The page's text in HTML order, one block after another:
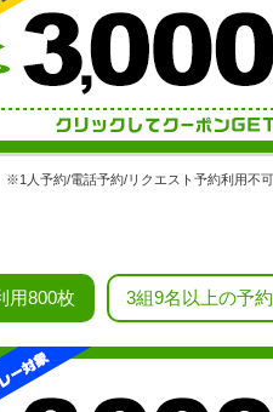
※1人予約/電話予約/リクエスト予約利用不
用800枚 3組9名以上の予